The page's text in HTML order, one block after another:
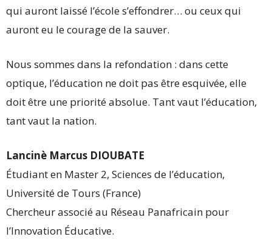
qui auront laissé l’école s’effondrer… ou ceux qui
auront eu le courage de la sauver.
Nous sommes dans la refondation : dans cette
optique, l’éducation ne doit pas être esquivée, elle
doit être une priorité absolue. Tant vaut l’éducation,
tant vaut la nation.
Lancinè Marcus DIOUBATE
Étudiant en Master 2, Sciences de l’éducation,
Université de Tours (France)
Chercheur associé au Réseau Panafricain pour
l’Innovation Éducative.